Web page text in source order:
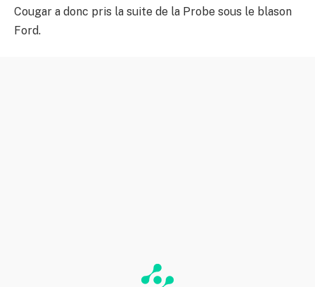
Cougar a donc pris la suite de la Probe sous le blason
Ford.